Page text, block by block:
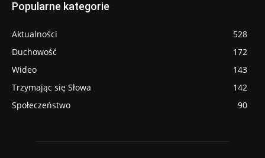
Popularne kategorie
Aktualności
528
Duchowość
172
Wideo
143
Trzymając się Słowa
142
Społeczeństwo
90